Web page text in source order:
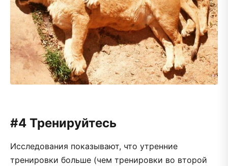
#4 Тренируйтесь
Исследования показывают, что утренние
тренировки больше (чем тренировки во второй